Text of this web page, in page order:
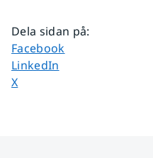
Dela sidan på:
Dela sidan på
Facebook
Dela sidan på
LinkedIn
Dela sidan på
X